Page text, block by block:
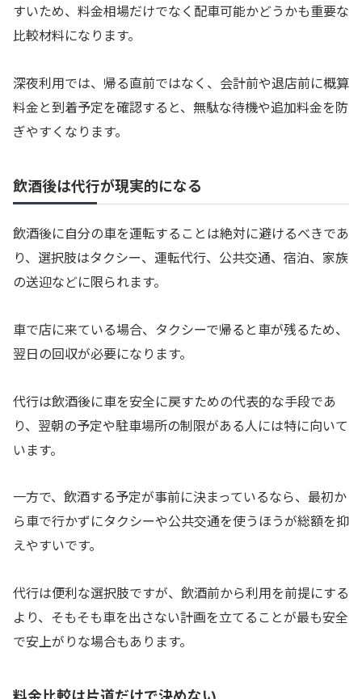
すいため、料金相場だけでなく配車可能かどうかも重要な
比較材料になります。
深夜利用では、帰る直前ではなく、会計前や退店前に概算
料金と到着予定を確認すると、無駄な待機や追加料金を防
ぎやすくなります。
飲酒後は代行が現実的になる
飲酒後に自分の車を運転することは絶対に避けるべきであ
り、選択肢はタクシー、運転代行、公共交通、宿泊、家族
の送迎などに限られます。
車で店に来ている場合、タクシーで帰ると車が残るため、
翌日の回収が必要になります。
代行は飲酒後に車を安全に戻すための代表的な手段であ
り、翌朝の予定や駐車場所の制限がある人には特に向いて
います。
一方で、飲酒する予定が事前に決まっているなら、最初か
ら車で行かずにタクシーや公共交通を使うほうが総額を抑
えやすいです。
代行は便利な選択肢ですが、飲酒前から利用を前提にする
より、そもそも車を出さない計画を立てることが最も安全
で安上がりな場合もあります。